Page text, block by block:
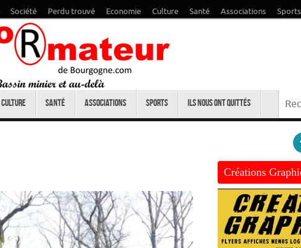
Société Perdu trouvé Economie Culture Santé Associations Sports
Culture Santé Associations Sports Ils nous ont quittés
Créations